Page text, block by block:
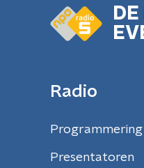
Radio
Programmering
Presentatoren